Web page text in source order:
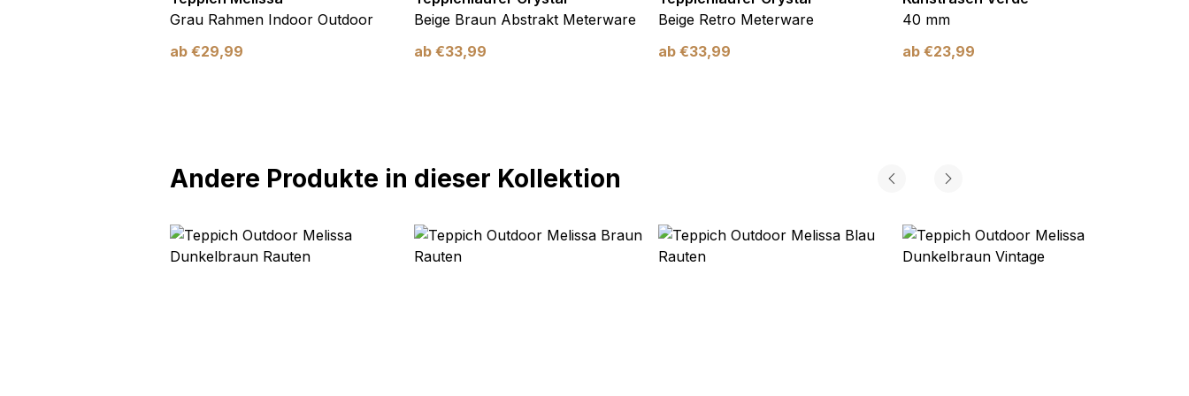
Grau Rahmen Indoor Outdoor
ab €29,99
Beige Braun Abstrakt Meterware
ab €33,99
Beige Retro Meterware
ab €33,99
40 mm
ab €23,99
Andere Produkte in dieser Kollektion